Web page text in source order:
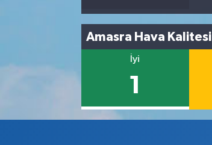
Amasra Hava Kalitesi
İyi
1